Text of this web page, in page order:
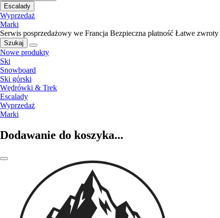
Escalady
Wyprzedaż
Marki
Serwis posprzedażowy we Francja Bezpieczna płatność Łatwe zwroty
Szukaj
Nowe produkty
Ski
Snowboard
Ski górski
Wędrówki & Trek
Escalady
Wyprzedaż
Marki
Dodawanie do koszyka...